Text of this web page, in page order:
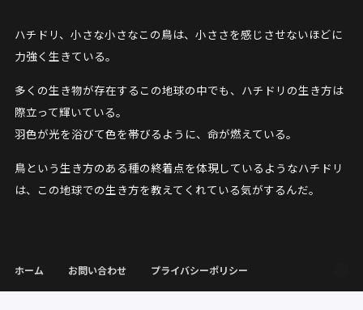
ハチドリ、小さな小さなこの鳥は、小ささを感じさせないほどに
力強く生きている。
多くの生き物が存在するこの地球の中でも、ハチドリの生き方は
際立って輝いている。
羽色が光を浴びて色を帯びるように、命が燃えている。
鳥という生き方のある種の終着点を体現しているようなハチドリ
は、この地球での生き方を教えてくれている気がするんだ。
ホーム お問い合わせ プライバシーポリシー